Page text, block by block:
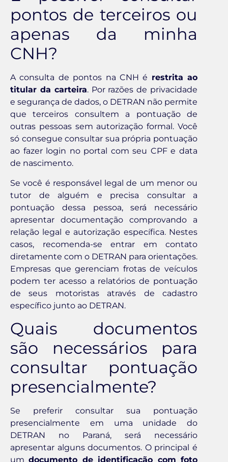
pontos de terceiros ou
apenas da minha
CNH?
A consulta de pontos na CNH é restrita ao
titular da carteira. Por razões de privacidade
e segurança de dados, o DETRAN não permite
que terceiros consultem a pontuação de
outras pessoas sem autorização formal. Você
só consegue consultar sua própria pontuação
ao fazer login no portal com seu CPF e data
de nascimento.
Se você é responsável legal de um menor ou
tutor de alguém e precisa consultar a
pontuação dessa pessoa, será necessário
apresentar documentação comprovando a
relação legal e autorização específica. Nestes
casos, recomenda-se entrar em contato
diretamente com o DETRAN para orientações.
Empresas que gerenciam frotas de veículos
podem ter acesso a relatórios de pontuação
de seus motoristas através de cadastro
específico junto ao DETRAN.
Quais documentos
são necessários para
consultar pontuação
presencialmente?
Se preferir consultar sua pontuação
presencialmente em uma unidade do
DETRAN no Paraná, será necessário
apresentar alguns documentos. O principal é
umdocumento de identificação com foto